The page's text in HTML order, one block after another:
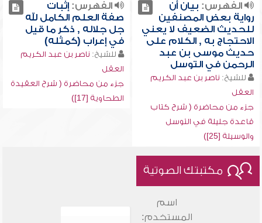
الفهرس: بيان أن
رواية بعض المصنفين
للحديث الضعيف لا يعني
الاحتجاج به , الكلام على
حديث موسى بن عبد
الرحمن في التوسل
للشيخ: ناصر بن عبد الكريم
العقل
جزء من محاضرة ( شرح كتاب
قاعدة جليلة في التوسل
والوسيلة [25])
الفهرس:إثبات
صفة العلم الكامل لله
جل جلاله , ذكر ما قيل
في إعراب (كمثله)
للشيخ: ناصر بن عبد الكريم
العقل
جزء من محاضرة ( شرح العقيدة
الطحاوية [17])
مكتبتك الصوتية
اسم
المستخدم: